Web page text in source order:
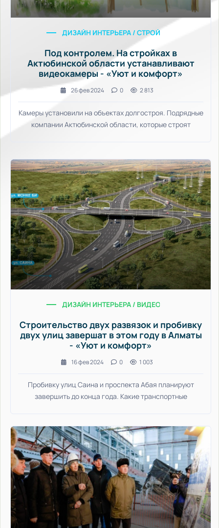
ДИЗАЙН ИНТЕРЬЕРА / СТРОЙКА И РЕМОНТ /
Под контролем. На стройках в
Актюбинской области устанавливают
видеокамеры - «Уют и комфорт»
26 фев 2024 0 2 813
Камеры установили на объектах долгостроя. Подрядные
компании Актюбинской области, которые строят
ДИЗАЙН ИНТЕРЬЕРА / ВИДЕО НОВОСТИ /
Строительство двух развязок и пробивку
двух улиц завершат в этом году в Алматы
- «Уют и комфорт»
16 фев 2024 0 1 003
Пробивку улиц Саина и проспекта Абая планируют
завершить до конца года. Какие транспортные